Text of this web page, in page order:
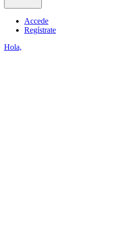
Accede
Regístrate
Hola,